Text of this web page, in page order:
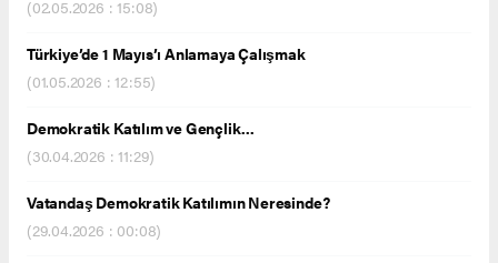
(02.05.2026 : 15:08)
Türkiye’de 1 Mayıs’ı Anlamaya Çalışmak
(01.05.2026 : 12:55)
Demokratik Katılım ve Gençlik...
(30.04.2026 : 11:29)
Vatandaş Demokratik Katılımın Neresinde?
(29.04.2026 : 00:08)